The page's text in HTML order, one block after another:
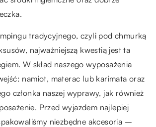
tradycyjnego, czyli pod chmurką
najważniejszą kwestią jest ta
W skład naszego wyposażenia
namiot, materac lub karimata oraz
członka naszej wyprawy, jak również
Przed wyjazdem najlepiej
niezbędne akcesoria –